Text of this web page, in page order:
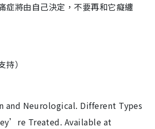
症將由自己決定，不要再和它癡纏
持）
Neurological. Different Types
Treated. Available at